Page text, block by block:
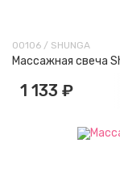
00106 / SHUNGA
Массажная свеча
1 133 ₽